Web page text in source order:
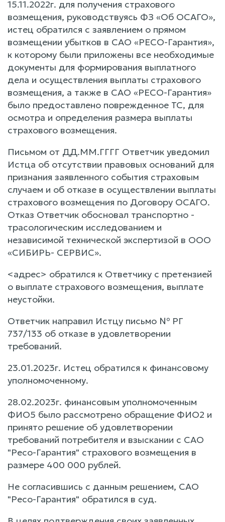
15.11.2022г. для получения страхового
возмещения, руководствуясь ФЗ «Об ОСАГО»,
истец обратился с заявлением о прямом
возмещении убытков в САО «РЕСО-Гарантия»,
к которому были приложены все необходимые
документы для формирования выплатного
дела и осуществления выплаты страхового
возмещения, а также в САО «РЕСО-Гарантия»
было предоставлено поврежденное ТС, для
осмотра и определения размера выплаты
страхового возмещения.
Письмом от ДД.ММ.ГГГГ Ответчик уведомил
Истца об отсутствии правовых оснований для
признания заявленного события страховым
случаем и об отказе в осуществлении выплаты
страхового возмещения по Договору ОСАГО.
Отказ Ответчик обосновал транспортно -
трасологическим исследованием и
независимой технической экспертизой в ООО
«СИБИРЬ- СЕРВИС».
<адрес> обратился к Ответчику с претензией
о выплате страхового возмещения, выплате
неустойки.
Ответчик направил Истцу письмо № РГ
737/133 об отказе в удовлетворении
требований.
23.01.2023г. Истец обратился к финансовому
уполномоченному.
28.02.2023г. финансовым уполномоченным
ФИО5 было рассмотрено обращение ФИО2 и
принято решение об удовлетворении
требований потребителя и взыскании с САО
"Ресо-Гарантия" страхового возмещения в
размере 400 000 рублей.
Не согласившись с данным решением, САО
"Ресо-Гарантия" обратился в суд.